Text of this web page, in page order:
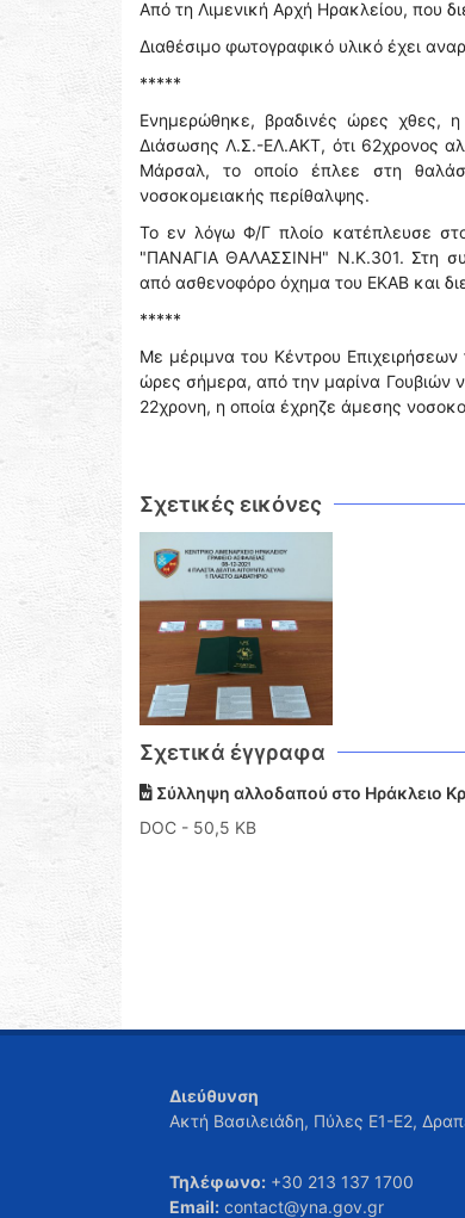
Από τη Λιμενική Αρχή Ηρακλείου, που
Διαθέσιμο φωτογραφικό υλικό έχει
*****
Ενημερώθηκε, βραδινές ώρες χθες,
Διάσωσης Λ.Σ.-ΕΛ.ΑΚΤ, ότι 62χρονος
Μάρσαλ, το οποίο έπλεε στη
νοσοκομειακής περίθαλψης.
Το εν λόγω Φ/Γ πλοίο κατέπλευσε
"ΠΑΝΑΓΙΑ ΘΑΛΑΣΣΙΝΗ" Ν.Κ.301. Στη
από ασθενοφόρο όχημα του ΕΚΑΒ και
*****
Με μέριμνα του Κέντρου
ώρες σήμερα, από την μαρίνα Γουβιών
22χρονη, η οποία έχρηζε άμεσης
Σχετικές εικόνες
Σχετικά έγγραφα
Σύλληψη αλλοδαπού στο Ηράκλειο
DOC - 50,5 KB
Διεύθυνση
Ακτή Βασιλειάδη, Πύλες Ε1-Ε2,
Τηλέφωνο: +30 213 137 1700
Email: contact@yna.gov.gr